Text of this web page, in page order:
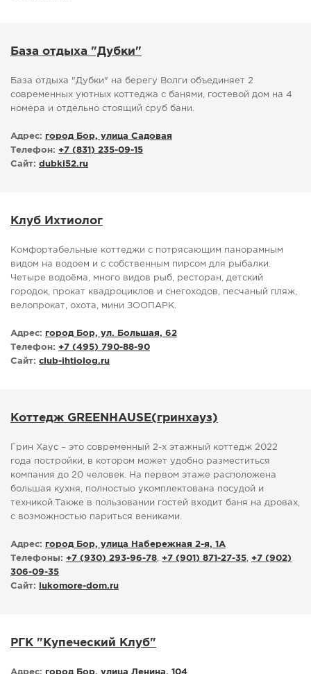
База отдыха "Дубки"
База отдыха "Дубки" на берегу Волги объединяет 2
современных уютных коттеджа с банями, гостевой дом на 4
номера и отдельно стоящий сруб бани.
Адрес: город Бор, улица Садовая
Телефон: +7 (831) 235-09-15
Сайт: dubki52.ru
Клуб Ихтиолог
Комфортабельные коттеджи с потрясающим панорамным
видом на водоем и с собственным пирсом для рыбалки.
Четыре водоёма, много видов рыб, ресторан, детский
городок, прокат квадроциклов и снегоходов, песчаный пляж,
велопрокат, охота, мини ЗООПАРК.
Адрес: город Бор, ул. Большая, 62
Телефон: +7 (495) 790-88-90
Сайт: club-ihtiolog.ru
Коттедж GREENHAUSE(гринхауз)
Грин Хаус – это современный 2-х этажный коттедж 2022
года постройки, в котором может удобно разместиться
компания до 20 человек. На первом этаже расположена
большая кухня, полностью укомплектована посудой и
техникой.Также в пользовании гостей входит баня на дровах,
с возможностью париться вениками.
Адрес: город Бор, улица Набережная 2-я, 1А
Телефоны: +7 (930) 293-96-78 +7 (901) 871-27-35
+7 (902)
306-09-35
Сайт:
lukomore-dom.ru
РГК "Купеческий Клуб"
Адрес: город Бор, улица Ленина, 104